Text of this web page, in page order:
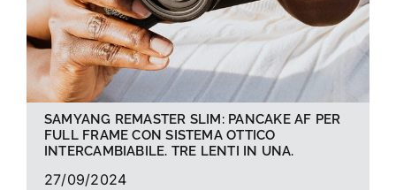
Guide
Cerca
per:
SAMYANG REMASTER SLIM: PANCAKE AF PER
FULL FRAME CON SISTEMA OTTICO
INTERCAMBIABILE. TRE LENTI IN UNA.
27/09/2024